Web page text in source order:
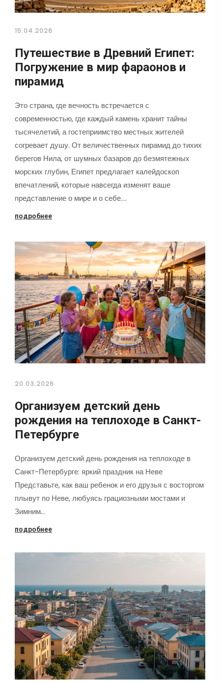
15.04.2026
Путешествие в Древний Египет:
Погружение в мир фараонов и
пирамид
Это страна, где вечность встречается с
современностью, где каждый камень хранит тайны
тысячелетий, а гостеприимство местных жителей
согревает душу. От величественных пирамид до тихих
берегов Нила, от шумных базаров до безмятежных
морских глубин, Египет предлагает калейдоскоп
впечатлений, которые навсегда изменят ваше
представление о мире и о себе.…
подробнее
20.03.2026
Организуем детский день
рождения на теплоходе в Санкт-
Петербурге
Организуем детский день рождения на теплоходе в
Санкт-Петербурге: яркий праздник на Неве
Представьте, как ваш ребенок и его друзья с восторгом
плывут по Неве, любуясь грациозными мостами и
Зимним…
подробнее